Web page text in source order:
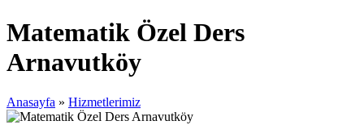
Matematik Özel Ders
Arnavutköy
Anasayfa » Hizmetlerimiz